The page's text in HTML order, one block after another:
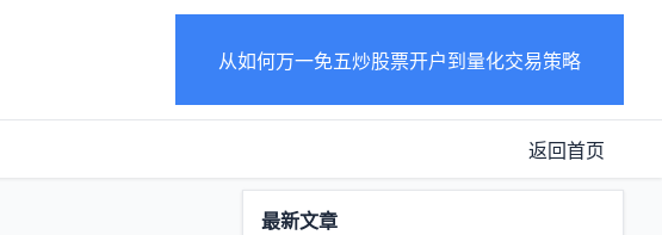
从如何万一免五炒股票开户到量化交易策略
返回首页
功
最新文章